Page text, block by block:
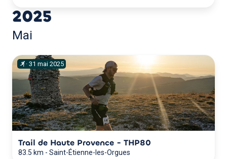
2025
Mai
· 31 mai 2025
Trail de Haute Provence - THP80
83.5 km - Saint-Étienne-les-Orgues